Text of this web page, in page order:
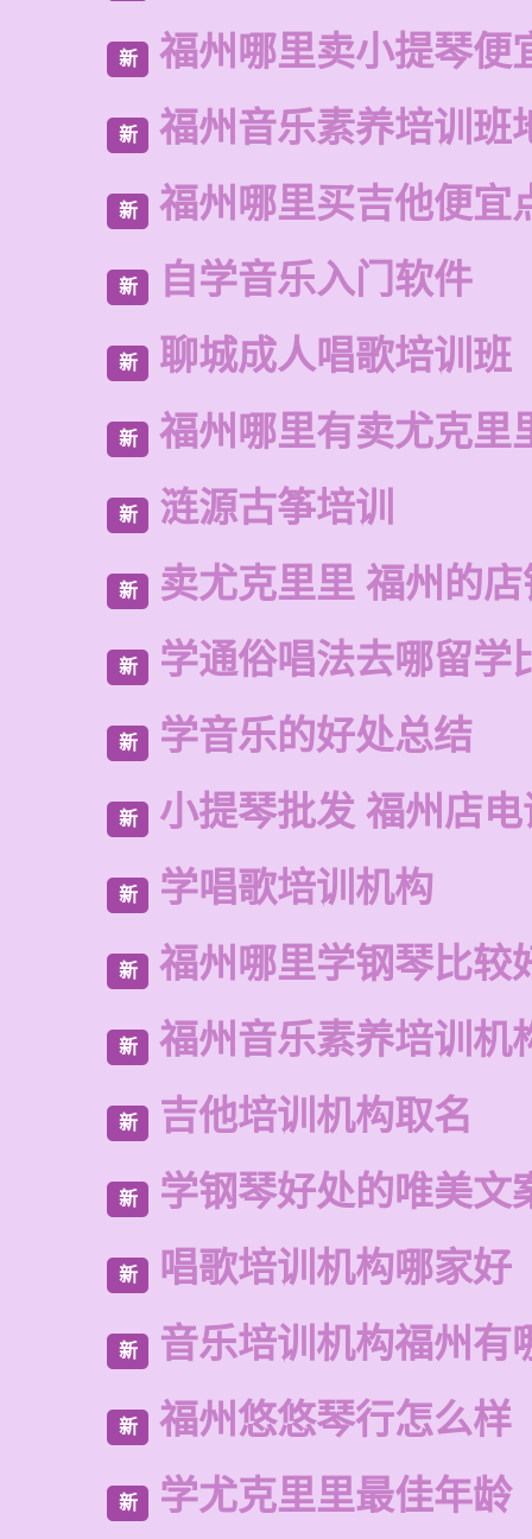
新 福州哪里卖小提琴便
新 福州音乐素养培训班
新 福州哪里买吉他便宜
新 自学音乐入门软件
新 聊城成人唱歌培训班
新 福州哪里有卖尤克里
新 涟源古筝培训
新 卖尤克里里 福州的
新 学通俗唱法去哪留学
新 学音乐的好处总结
新 小提琴批发 福州店
新 学唱歌培训机构
新 福州哪里学钢琴比较
新 福州音乐素养培训机
新 吉他培训机构取名
新 学钢琴好处的唯美文
新 唱歌培训机构哪家好
新 音乐培训机构福州有
新 福州悠悠琴行怎么样
新 学尤克里里最佳年龄